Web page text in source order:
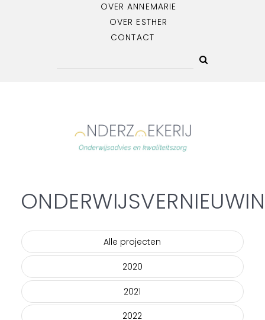
OVER ANNEMARIE
OVER ESTHER
CONTACT
Alle projecten
2020
2021
2022